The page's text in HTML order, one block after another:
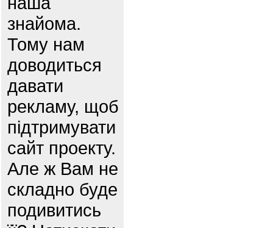
знайома.
Тому нам
доводиться
давати
рекламу, щоб
підтримувати
сайт проекту.
Але ж Вам не
складно буде
подивитись